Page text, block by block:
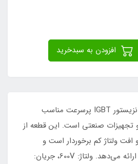
IKW50N60H3 یک ترانزیستور IGBT پرسرعت مناسب
و تجهیزات صنعتی است. این قطعه از
ولتاژ کم برخوردار است و
عملکرد قابل اعتمادی را ارائه می‌دهد. ولتاژ: 600V، جریان: